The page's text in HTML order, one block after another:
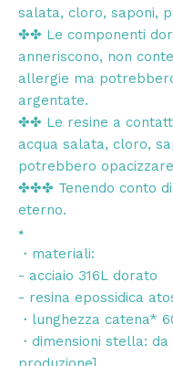
salata, cloro, saponi,
✤✤ Le componenti
anneriscono, non
allergie ma
argentate.
✤✤ Le resine a
acqua salata, cloro,
potrebbero
✤✤✤ Tenendo conto
eterno.
⭑
・materiali:
- acciaio 316L dorato
- resina epossidica
・lunghezza catena*
・dimensioni stella: